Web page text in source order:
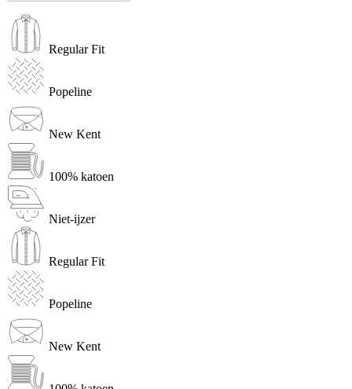
Regular Fit
Popeline
New Kent
100% katoen
Niet-ijzer
Regular Fit
Popeline
New Kent